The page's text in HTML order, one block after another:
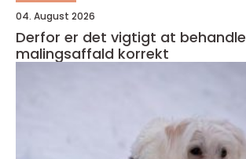
04. August 2026
Derfor er det vigtigt at behandle
malingsaffald korrekt